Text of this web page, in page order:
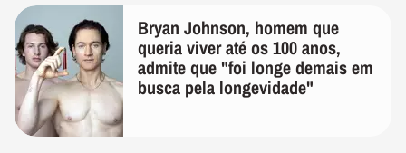
Bryan Johnson, homem que
queria viver até os 100 anos,
admite que "foi longe demais em
busca pela longevidade"